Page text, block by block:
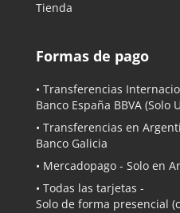
Tienda
Formas de pago
• Transferencias
Banco España BBVA (Solo
• Transferencias en
Banco Galicia
• Mercadopago - Solo en
• Todas las tarjetas -
Solo de forma presencial